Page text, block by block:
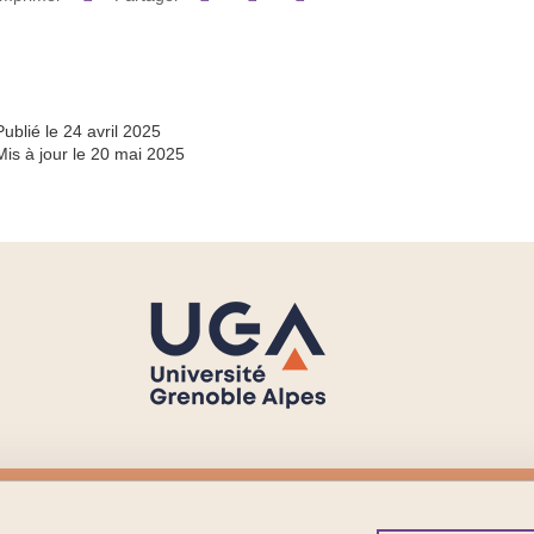
le 24 avril 2025
à jour le 20 mai 2025